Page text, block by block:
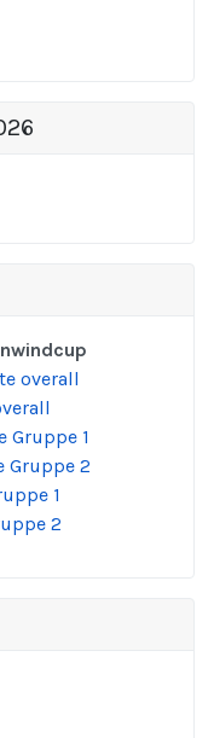
overall
Gruppe 1
Gruppe 2
1
2